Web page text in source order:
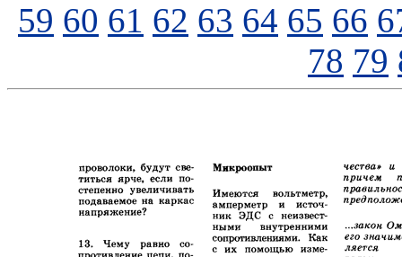
59 60 61 62 63 64 65 66
78 79